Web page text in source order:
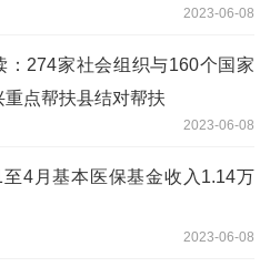
2023-06-08
：274家社会组织与160个国家
重点帮扶县结对帮扶
2023-06-08
至4月基本医保基金收入1.14万
2023-06-08